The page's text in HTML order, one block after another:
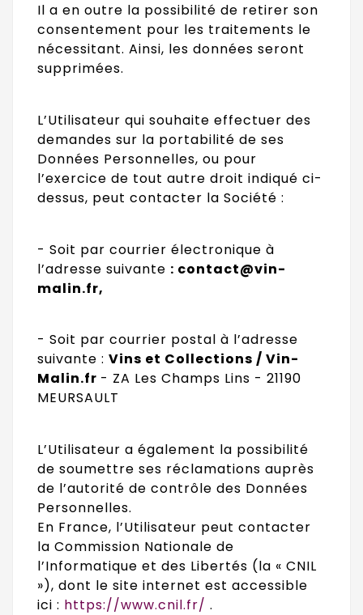
Il a en outre la possibilité de retirer son
consentement pour les traitements le
nécessitant. Ainsi, les données seront
supprimées.
L’Utilisateur qui souhaite effectuer des
demandes sur la portabilité de ses
Données Personnelles, ou pour
l’exercice de tout autre droit indiqué ci-
dessus, peut contacter la Société :
- Soit par courrier électronique à
l’adresse suivante : contact@vin-
malin.fr,
- Soit par courrier postal à l’adresse
suivante : Vins et Collections / Vin-
Malin.fr - ZA Les Champs Lins - 21190
MEURSAULT
L’Utilisateur a également la possibilité
de soumettre ses réclamations auprès
de l’autorité de contrôle des Données
Personnelles.
En France, l’Utilisateur peut contacter
la Commission Nationale de
l’Informatique et des Libertés (la « CNIL
»), dont le site internet est accessible
ici : https://www.cnil.fr/ .